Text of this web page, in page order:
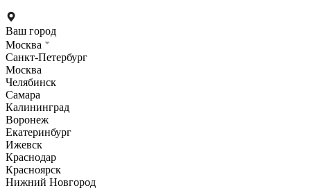
Ваш город
Москва
Санкт-Петербург
Москва
Челябинск
Самара
Калининград
Воронеж
Екатеринбург
Ижевск
Краснодар
Красноярск
Нижний Новгород